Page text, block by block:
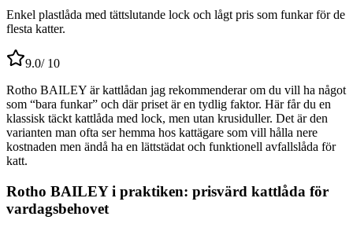
Enkel plastlåda med tättslutande lock och lågt pris som funkar för de
flesta katter.
9.0/ 10
Rotho BAILEY är kattlådan jag rekommenderar om du vill ha något
som “bara funkar” och där priset är en tydlig faktor. Här får du en
klassisk täckt kattlåda med lock, men utan krusiduller. Det är den
varianten man ofta ser hemma hos kattägare som vill hålla nere
kostnaden men ändå ha en lättstädat och funktionell avfallslåda för
katt.
Rotho BAILEY i praktiken: prisvärd kattlåda för
vardagsbehovet